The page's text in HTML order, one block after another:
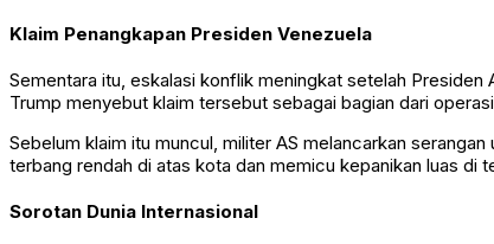
Klaim Penangkapan Presiden Venezuela
Sementara itu, eskalasi konflik meningkat setelah Presiden
Trump menyebut klaim tersebut sebagai bagian dari
Sebelum klaim itu muncul, militer AS melancarkan
terbang rendah di atas kota dan memicu kepanikan luas di
Sorotan Dunia Internasional